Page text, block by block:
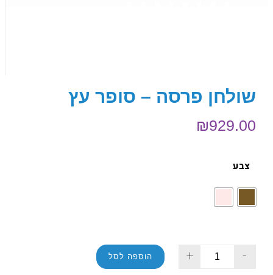
שולחן פרסה – סופר עץ
₪929.00
צבע
-
+ הוספה לסל